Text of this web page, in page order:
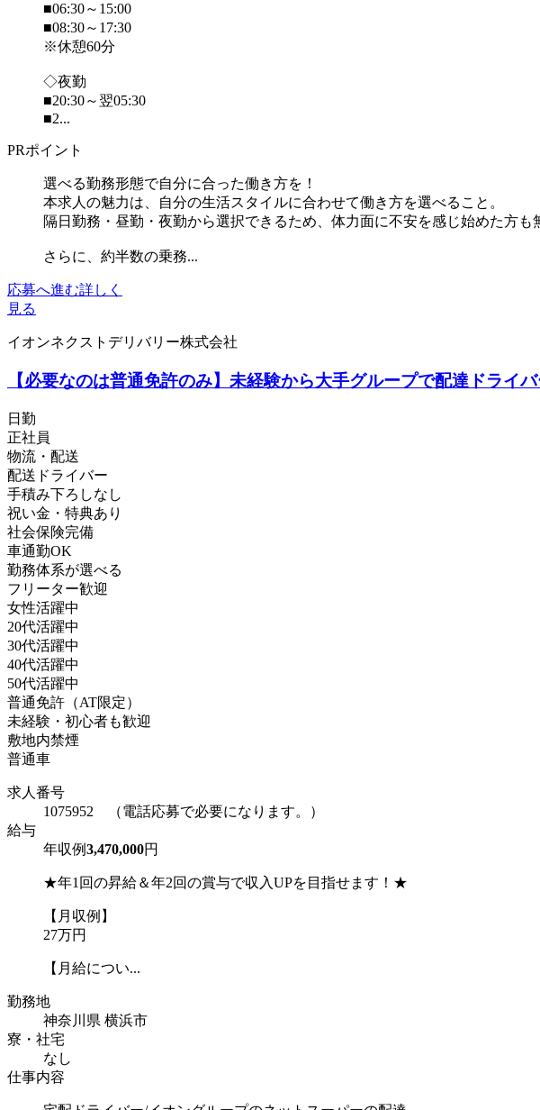
■06:30～15:00
■08:30～17:30
※休憩60分
◇夜勤
■20:30～翌05:30
■2...
PRポイント
選べる勤務形態で自分に合った働き方を！
本求人の魅力は、自分の生活スタイルに合わせて働き方を選べること。
隔日勤務・昼勤・夜勤から選択できるため、体力面に不安を感じ始めた方も
さらに、約半数の乗務...
応募へ進む詳しく
見る
イオンネクストデリバリー株式会社
【必要なのは普通免許のみ】未経験から大手グループで配達ドラ
日勤
正社員
物流・配送
配送ドライバー
手積み下ろしなし
祝い金・特典あり
社会保険完備
車通勤OK
勤務体系が選べる
フリーター歓迎
女性活躍中
20代活躍中
30代活躍中
40代活躍中
50代活躍中
普通免許（AT限定）
未経験・初心者も歓迎
敷地内禁煙
普通車
求人番号
1075952 （電話応募で必要になります。）
給与
年収例3,470,000円
★年1回の昇給＆年2回の賞与で収入UPを目指せます！★
【月収例】
27万円
【月給につい...
勤務地
神奈川県 横浜市
寮・社宅
なし
仕事内容